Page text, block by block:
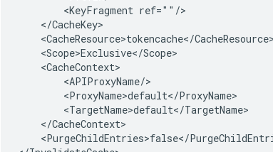
        <KeyFragment ref=""/>
    </CacheKey>
    <CacheResource>tokencache</CacheResource>
    <Scope>Exclusive</Scope>
    <CacheContext>
        <APIProxyName/>
        <ProxyName>default</ProxyName>
        <TargetName>default</TargetName>
    </CacheContext>
<PurgeChildEntries>false</